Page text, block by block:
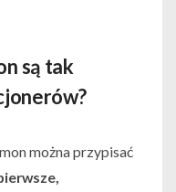
są tak
można przypisać